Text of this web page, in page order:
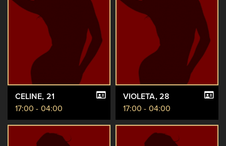
CELINE, 21
17:00 - 04:00
VIOLETA, 28
17:00 - 04:00